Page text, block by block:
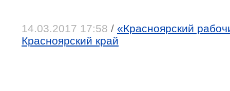
14.03.2017 17:58 / «Красноярский
Красноярский край